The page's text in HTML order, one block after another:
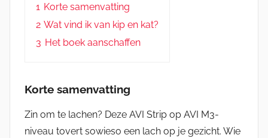
1 Korte samenvatting
2 Wat vind ik van kip en kat?
3 Het boek aanschaffen
Korte samenvatting
Zin om te lachen? Deze AVI Strip op AVI M3-
niveau tovert sowieso een lach op je gezicht. Wie